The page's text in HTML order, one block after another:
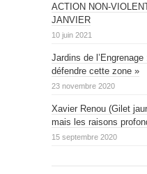
ACTION NON-
JANVIER
10 juin 2021
Jardins de
défendre cette zone »
23 novembre 2020
Xavier Renou (Gilet
mais les raisons
15 septembre 2020